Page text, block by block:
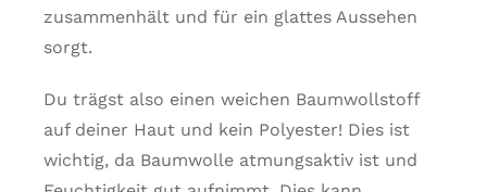
zusammenhält und für ein glattes Aussehen
sorgt.
Du trägst also einen weichen Baumwollstoff
auf deiner Haut und kein Polyester! Dies ist
wichtig, da Baumwolle atmungsaktiv ist und